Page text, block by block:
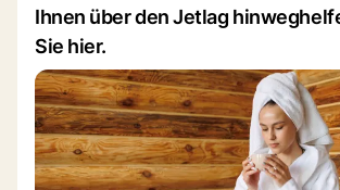
Ihnen über den Jetlag
Sie hier.